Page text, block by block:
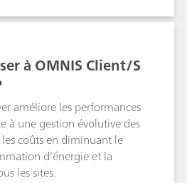
activation of gold and
the detection of dyes
media.
à OMNIS Client/S
améliore les performances
à une gestion évolutive des
coûts en diminuant le
d'énergie et la
les sites.